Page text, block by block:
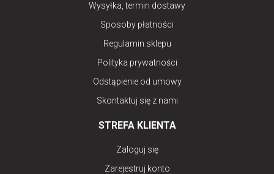
Wysyłka, termin dostawy
Sposoby płatności
Regulamin sklepu
Polityka prywatności
Odstąpienie od umowy
Skontaktuj się z nami
STREFA KLIENTA
Zaloguj się
Zarejestruj konto